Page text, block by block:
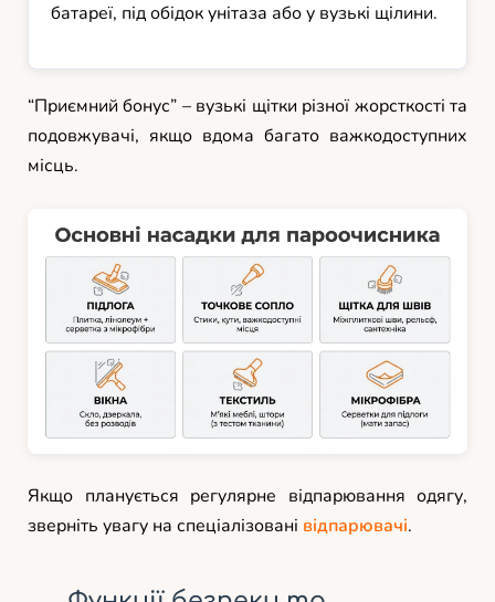
батареї, під обідок унітаза або у вузькі щілини.
“Приємний бонус” – вузькі щітки різної жорсткості та
подовжувачі, якщо вдома багато важкодоступних
місць.
Якщо планується регулярне відпарювання одягу,
зверніть увагу на спеціалізовані відпарювачі.